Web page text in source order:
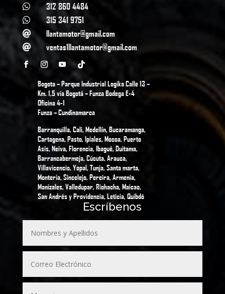
 312 860 4484
 315 341 9751
 llantamotor@gmail.com
 ventas1llantamotor@gmail.com
Bogota – Parque Industrial Logika Calle 13 –
Km. 1,5 vía Bogotá – Funza Bodega E-4
Oficina 4-1
Funza – Cundinamarca
Barranquilla, Cali, Medellín, Bucaramanga,
Cartagena, Pasto, Ipiales, Mocoa, Puerto
Asís, Neiva, Florencia, Ibagué, Duitama,
Barrancabermeja, Cúcuta, Arauca,
Villavicencio, Yopal, Tunja, Santa marta,
Montería, Sincelejo, Pereira, Armenia,
Manizales, Valledupar, Riohacha, Maicao,
San Andrés y Providencia, Leticia, Quibdó
Escríbenos